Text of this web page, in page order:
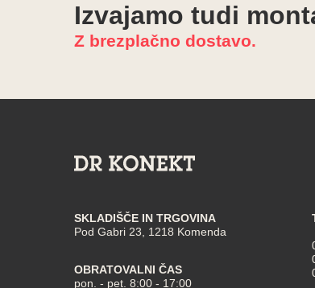
Izvajamo tudi
Z brezplačno dostavo.
SKLADIŠČE IN TRGOVINA
Pod Gabri 23, 1218 Komenda
OBRATOVALNI ČAS
pon. - pet. 8:00 - 17:00